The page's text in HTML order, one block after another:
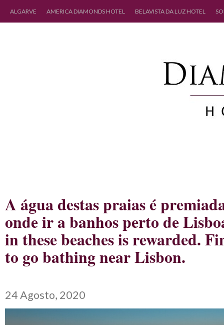
ALGARVE AMERICA DIAMONDS HOTEL BELAVISTA DA LUZ HOTEL
A água destas praias é
onde ir a banhos perto de
in these beaches is rewarded.
to go bathing near Lisbon.
24 Agosto, 2020